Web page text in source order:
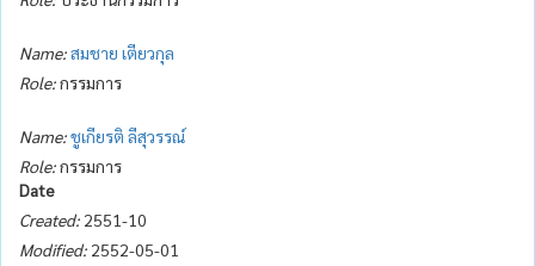
Name:สมชาย เตียวกุล
Role:กรรมการ
Name:ชูเกียรติ ลีสุวรรณ์
Role:กรรมการ
Date
Created: 2551-10
Modified: 2552-05-01